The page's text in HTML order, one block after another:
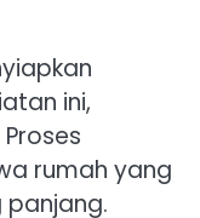
ini,
rumah yang
panjang.